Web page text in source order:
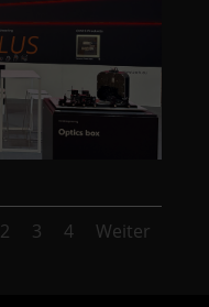
2 3 4 Weiter